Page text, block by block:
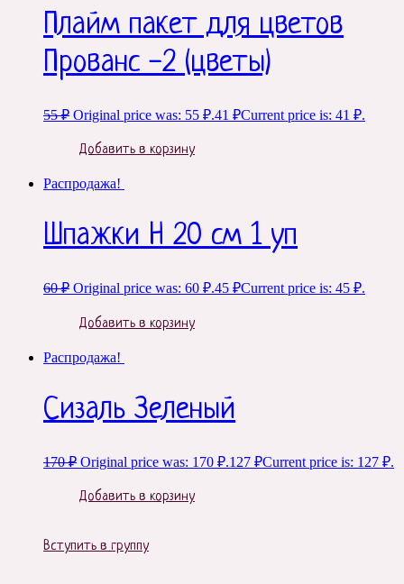
Плайм пакет для цветов
Прованс -2 (цветы)
55₽ Original price was: 55 ₽.41 ₽Current price is: 41 ₽.
Добавить в корзину
Распродажа!
Шпажки H 20 см 1 уп
60₽ Original price was: 60 ₽.45 ₽Current price is: 45 ₽.
Добавить в корзину
Распродажа!
Сизаль Зеленый
170₽ Original price was: 170 ₽.127 ₽Current price is: 127 ₽.
Добавить в корзину
Вступить в группу